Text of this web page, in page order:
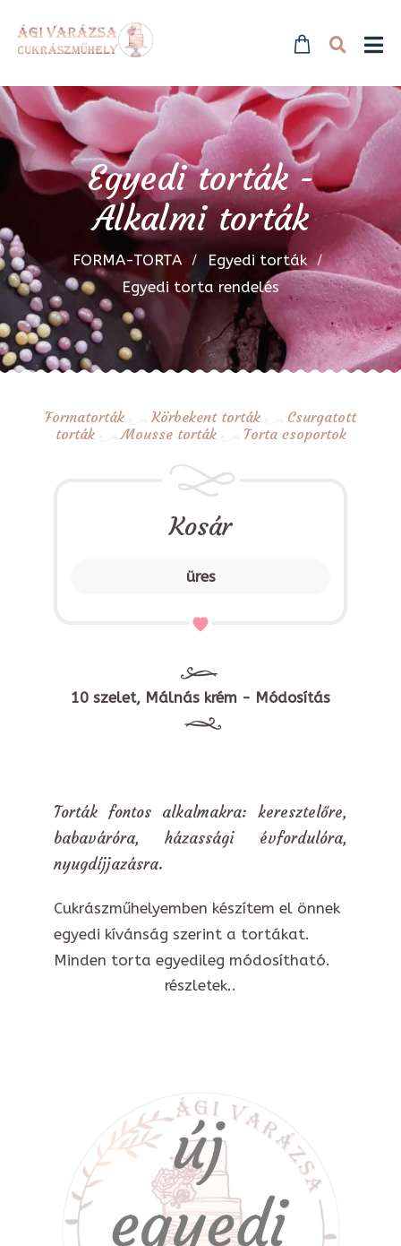
Egyedi torták -
Alkalmi torták
FORMA-TORTA
Egyedi torták
Egyedi torta rendelés
Formatorták Körbekent torták
Csurgatott
torták
Mousse torták Torta csoportok
Kosár
üres
10 szelet, Málnás krém - Módosítás
Torták fontos alkalmakra: keresztelőre,
babaváróra, házassági évfordulóra,
nyugdíjjazásra.
Cukrászműhelyemben készítem el önnek
egyedi kívánság szerint a tortákat.
Minden torta egyedileg módosítható.
részletek..